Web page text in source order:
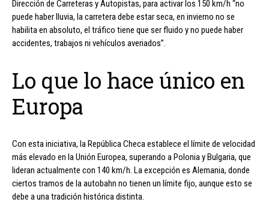
Dirección de Carreteras y Autopistas, para activar los 150 km/h “no
puede haber lluvia, la carretera debe estar seca, en invierno no se
habilita en absoluto, el tráfico tiene que ser fluido y no puede haber
accidentes, trabajos ni vehículos averiados”.
Lo que lo hace único en
Europa
Con esta iniciativa, la República Checa establece el límite de velocidad
más elevado en la Unión Europea, superando a Polonia y Bulgaria, que
lideran actualmente con 140 km/h. La excepción es Alemania, donde
ciertos tramos de la autobahn no tienen un límite fijo, aunque esto se
debe a una tradición histórica distinta.